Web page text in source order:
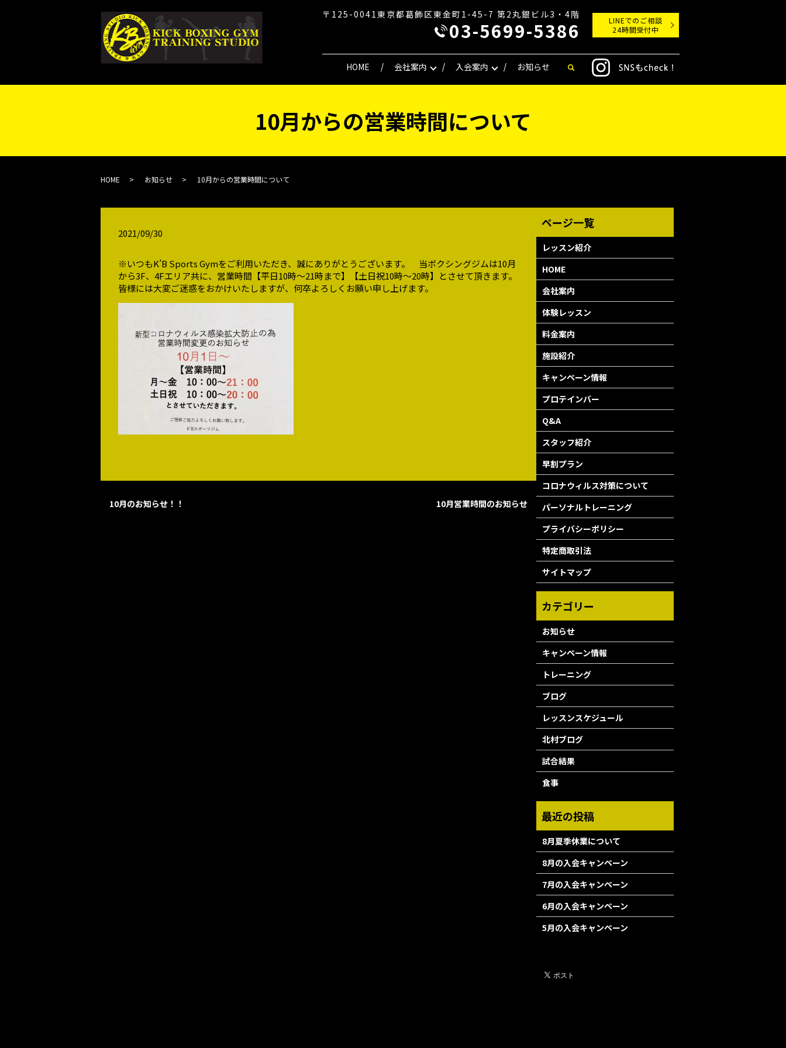
HOME 会社案内 入会案内 お知らせ
〒125-0041東京都葛飾区東金町1-45-7 第2丸銀ビル3・4階
03-5699-5386
LINEでのご相談
24時間受付中
10月からの営業時間について
HOME お知らせ 10月からの営業時間について
2021/09/30
※いつもK’B Sports Gymをご利用いただき、誠にありがとうございます。 当ボクシングジムは10月
から3F、4Fエリア共に、営業時間【平日10時～21時まで】【土日祝10時～20時】とさせて頂きます。
皆様には大変ご迷惑をおかけいたしますが、何卒よろしくお願い申し上げます。
10月のお知らせ！！ 10月営業時間のお知らせ
レッスン紹介
HOME
会社案内
体験レッスン
料金案内
施設紹介
キャンペーン情報
プロテインバー
Q&A
スタッフ紹介
早割プラン
コロナウィルス対策について
パーソナルトレーニング
プライバシーポリシー
特定商取引法
サイトマップ
お知らせ
キャンペーン情報
トレーニング
ブログ
レッスンスケジュール
北村ブログ
試合結果
食事
8月夏季休業について
8月の入会キャンペーン
7月の入会キャンペーン
6月の入会キャンペーン
5月の入会キャンペーン